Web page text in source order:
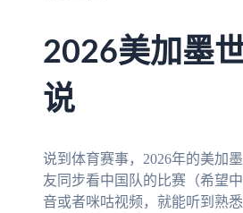
2026美加墨
说
说到体育赛事，2026年的美加
友同步看中国队的比赛（希望
音或者咪咕视频，就能听到熟